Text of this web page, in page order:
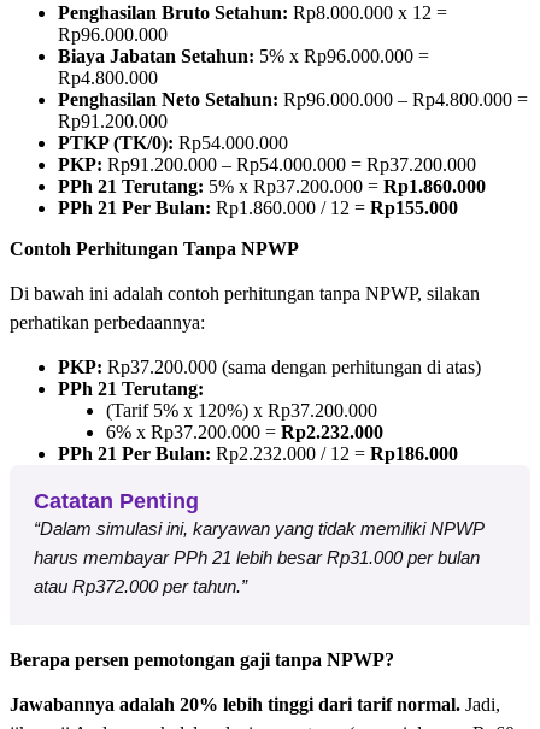
Penghasilan Bruto Setahun: Rp8.000.000 x 12 =
Rp96.000.000
Biaya Jabatan Setahun: 5% x Rp96.000.000 =
Rp4.800.000
Penghasilan Neto Setahun: Rp96.000.000 – Rp4.800.000 =
Rp91.200.000
PTKP (TK/0): Rp54.000.000
PKP: Rp91.200.000 – Rp54.000.000 = Rp37.200.000
PPh 21 Terutang: 5% x Rp37.200.000 = Rp1.860.000
PPh 21 Per Bulan: Rp1.860.000 / 12 = Rp155.000
Contoh Perhitungan Tanpa NPWP
Di bawah ini adalah contoh perhitungan tanpa NPWP, silakan
perhatikan perbedaannya:
PKP: Rp37.200.000 (sama dengan perhitungan di atas)
PPh 21 Terutang:
(Tarif 5% x 120%) x Rp37.200.000
6% x Rp37.200.000 = Rp2.232.000
PPh 21 Per Bulan: Rp2.232.000 / 12 = Rp186.000
Catatan Penting
“Dalam simulasi ini, karyawan yang tidak memiliki NPWP
harus membayar PPh 21 lebih besar Rp31.000 per bulan
atau Rp372.000 per tahun.”
Berapa persen pemotongan gaji tanpa NPWP?
Jawabannya adalah 20% lebih tinggi dari tarif normal. Jadi,